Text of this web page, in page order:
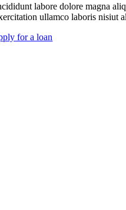
labore dolore magna
ullamco laboris nisiut
for a loan